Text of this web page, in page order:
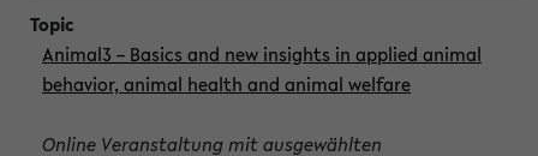
Animal3 – Basics and new insights in applied animal
behavior, animal health and animal welfare
Online Veranstaltung mit ausgewählten